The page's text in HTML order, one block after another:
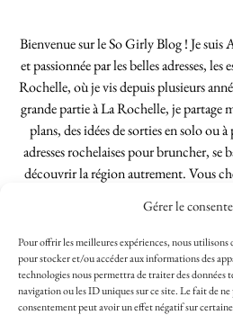
Gérer le
Pour offrir les meilleures expériences, nous utilisons
pour stocker et/ou accéder aux informations des
technologies nous permettra de traiter des données
navigation ou les ID uniques sur ce site. Le fait de
consentement peut avoir un effet négatif sur
Bienvenue sur le So Girly Blog ! Je suis
et passionnée par les belles adresses, les
Rochelle, où je vis depuis plusieurs
grande partie à La Rochelle, je partage
plans, des idées de sorties en solo ou
adresses rochelaises pour bruncher,
découvrir la région autrement. Vous
Rochelle, tenu par une locale ? Vous
soyez Rochelais·e ou de passage dans
articles vous aideront à profiter de La
initié·e. !